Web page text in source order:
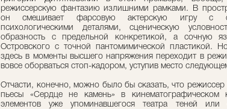
режиссерскую фантазию излишними рамками. В
он смешивает фарсовую актерскую игру с
психологическими деталями, сценическую
образность с предельной конкретикой, а сочную
Островского с точной пантомимической пластикой.
здесь в моменты высшего напряжения переходит в
вовсе оборваться стоп-кадором, уступив место
Отчасти, конечно, можно было бы сказать, что
пьесы «Сердце не камень» в кинематографическом
элементов уже упоминавшегося театра теней или